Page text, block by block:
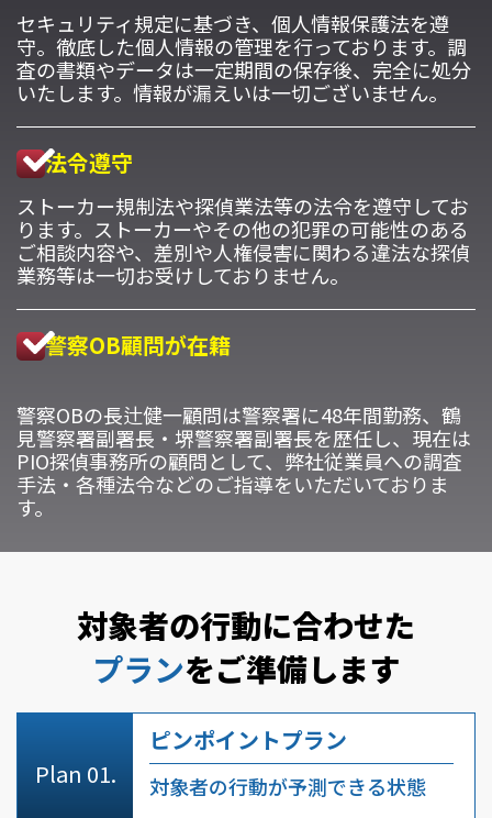
セキュリティ規定に基づき、個人情報保護法を遵
守。徹底した個人情報の管理を行っております。調
査の書類やデータは一定期間の保存後、完全に処分
いたします。情報が漏えいは一切ございません。
法令遵守
ストーカー規制法や探偵業法等の法令を遵守してお
ります。ストーカーやその他の犯罪の可能性のある
ご相談内容や、差別や人権侵害に関わる違法な探偵
業務等は一切お受けしておりません。
警察OB顧問が在籍
警察OBの長辻健一顧問は警察署に48年間勤務、鶴
見警察署副署長・堺警察署副署長を歴任し、現在は
PIO探偵事務所の顧問として、弊社従業員への調査
手法・各種法令などのご指導をいただいておりま
す。
対象者の行動に合わせた
プランをご準備します
ピンポイントプラン
対象者の行動が予測できる状態